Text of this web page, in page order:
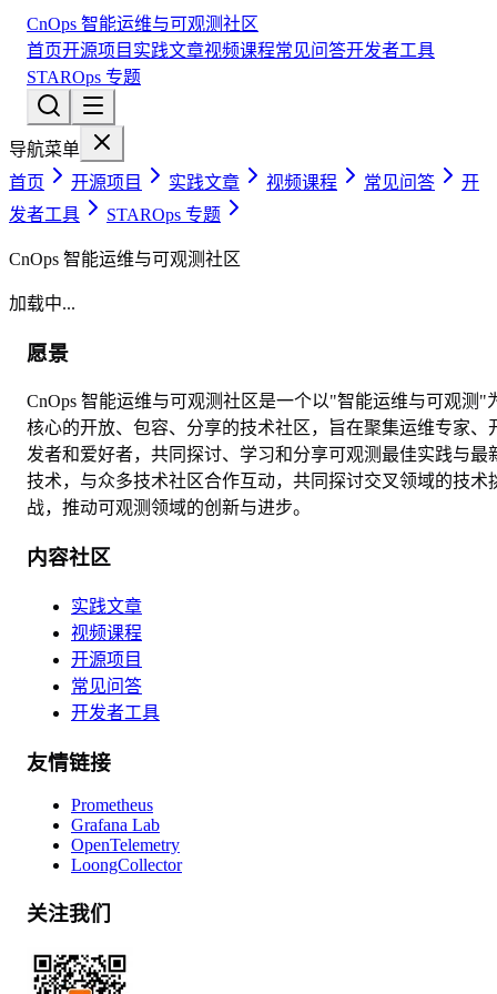
CnOps 智能运维与可观测社区
首页开源项目 实践文章视频课程常见问答开发者工具
STAROps 专题
导航菜单
首页
开源项目 实践文章 视频课程 常见问答
开
发者工具
STAROps 专题
CnOps 智能运维与可观测社区
加载中...
愿景
CnOps 智能运维与可观测社区是一个以"智能运维与可观测"
核心的开放、包容、分享的技术社区，旨在聚集运维专家、
发者和爱好者，共同探讨、学习和分享可观测最佳实践与最
技术，与众多技术社区合作互动，共同探讨交叉领域的技术
战，推动可观测领域的创新与进步。
内容社区
实践文章
视频课程
开源项目
常见问答
开发者工具
友情链接
Prometheus
Grafana Lab
OpenTelemetry
LoongCollector
关注我们